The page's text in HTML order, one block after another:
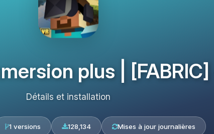
plus | [FABRIC]
Détails et installation
1 versions 128,134 Mises à jour journalières